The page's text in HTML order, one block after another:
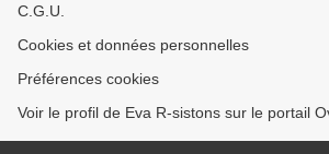
C.G.U.
Cookies et données personnelles
Préférences cookies
Voir le profil de Eva R-sistons sur le portail